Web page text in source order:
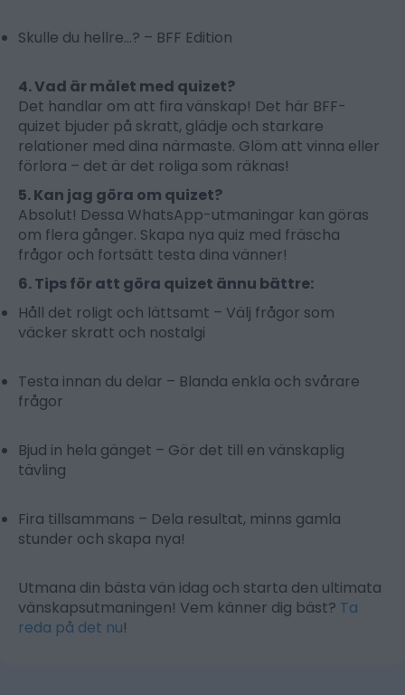
Skulle du hellre...? – BFF Edition
4. Vad är målet med quizet?
Det handlar om att fira vänskap! Det här BFF-
quizet bjuder på skratt, glädje och starkare
relationer med dina närmaste. Glöm att vinna eller
förlora – det är det roliga som räknas!
5. Kan jag göra om quizet?
Absolut! Dessa WhatsApp-utmaningar kan göras
om flera gånger. Skapa nya quiz med fräscha
frågor och fortsätt testa dina vänner!
6. Tips för att göra quizet ännu bättre:
Håll det roligt och lättsamt – Välj frågor som
väcker skratt och nostalgi
Testa innan du delar – Blanda enkla och svårare
frågor
Bjud in hela gänget – Gör det till en vänskaplig
tävling
Fira tillsammans – Dela resultat, minns gamla
stunder och skapa nya!
Utmana din bästa vän idag och starta den ultimata
vänskapsutmaningen! Vem känner dig bäst? Ta
reda på det nu!